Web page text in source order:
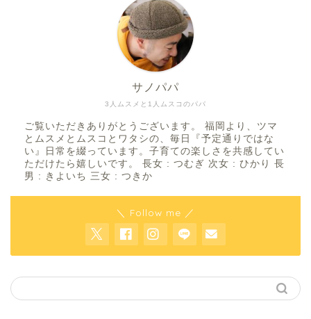
3人ムスメと1人ムスコのパパ
サノパパ
ご覧いただきありがとうございます。 福岡より、ツマ
とムスメとムスコとワタシの、毎日『予定通りではな
い』日常を綴っています。子育ての楽しさを共感してい
ただけたら嬉しいです。 長女 : つむぎ 次女 : ひかり 長
男 : きよいち 三女 : つきか
＼ Follow me ／